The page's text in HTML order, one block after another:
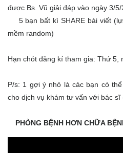
được Bs. Vũ giải đáp vào ngày 3/5/
5 bạn bất kì SHARE bài viết
mềm random)
Hạn chót đăng kí tham gia: Thứ 5,
P/s: 1 gợi ý nhỏ là các bạn có
cho dịch vụ khám tư vấn với bác
PHÒNG BỆNH HƠN CHỮA